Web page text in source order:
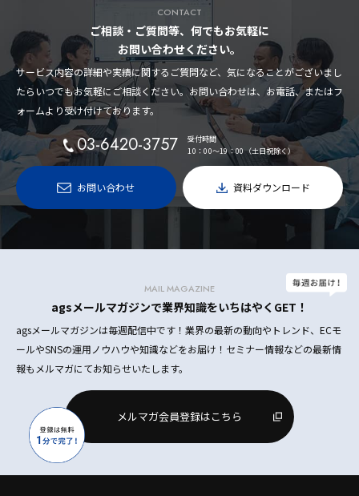
CONTACT
ご相談・ご質問等、何でもお気軽に
お問い合わせください。
サービス内容の詳細や実績に関するご質問など、気になることがございまし
たらいつでもお気軽にご相談ください。お問い合わせは、お電話、またはフ
ォームより受け付けております。
03-6420-3757
受付時間
10：00〜19：00（土日祝除く）
お問い合わせ 資料ダウンロード
MAIL MAGAZINE
agsメールマガジンで業界知識をいちはやくGET！
agsメールマガジンは毎週配信中です！業界の最新の動向やトレンド、ECモ
ールやSNSの運用ノウハウや知識などをお届け！セミナー情報などの最新情
報もメルマガにてお知らせいたします。
メルマガ会員登録はこちら